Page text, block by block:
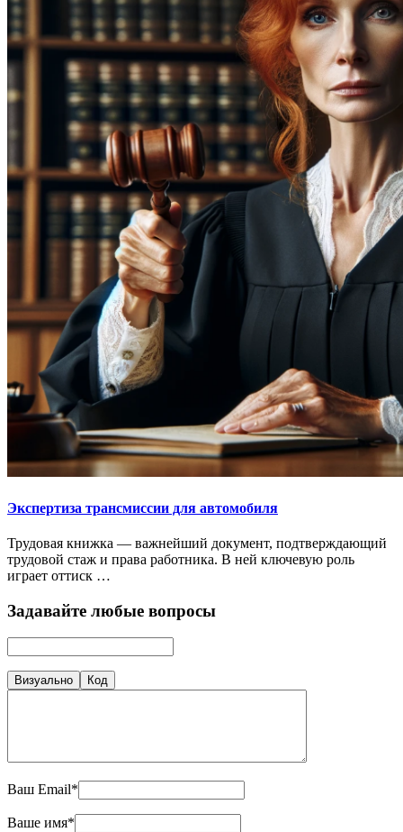
Экспертиза трансмиссии для автомобиля
Трудовая книжка — важнейший документ, подтверждающий
трудовой стаж и права работника. В ней ключевую роль
играет оттиск …
Задавайте любые вопросы
Визуально Код
Ваш Email*
Ваше имя*